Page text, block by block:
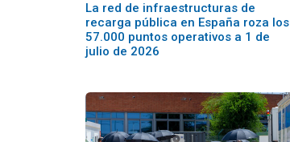
La red de infraestructuras de
recarga pública en España roza los
57.000 puntos operativos a 1 de
julio de 2026